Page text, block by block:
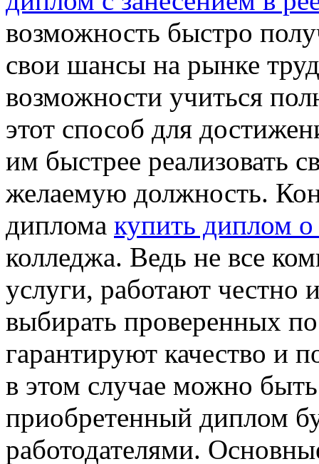
возможность быстро
свои шансы на рынке
возможности учиться
этот способ для
им быстрее реализовать
желаемую должность.
диплома купить диплом
колледжа. Ведь не все
услуги, работают честно
выбирать проверенных
гарантируют качество и
в этом случае можно
приобретенный диплом
работодателями.